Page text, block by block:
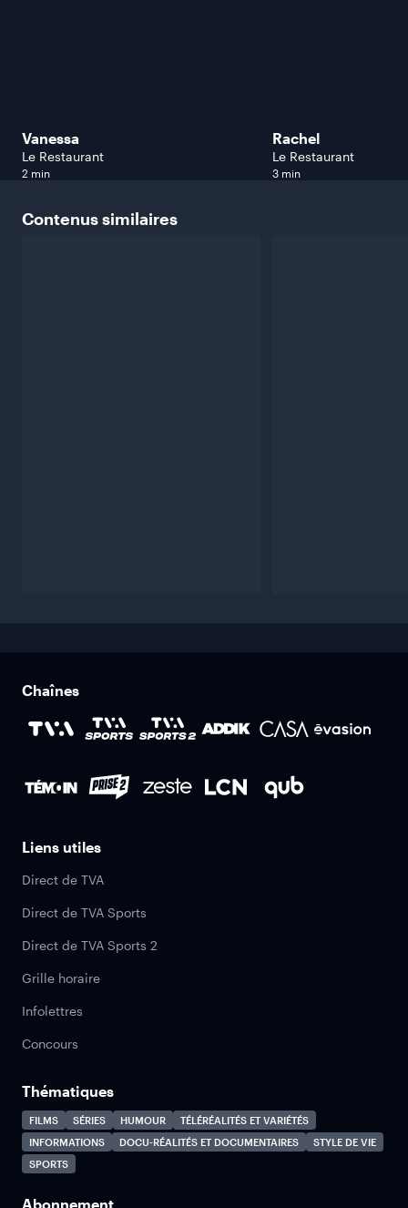
Vanessa
Le Restaurant
2 min
Rachel
Le Restaurant
3 min
Contenussimilaires
Chaînes
Liens utiles
Direct de TVA
Direct de TVA Sports
Direct de TVA Sports 2
Grille horaire
Infolettres
Concours
Thématiques
FILMS SÉRIES HUMOUR
TÉLÉRÉALITÉS ET VARIÉTÉS
INFORMATIONS
DOCU-RÉALITÉS ET DOCUMENTAIRES
STYLE DE VIE
SPORTS
Abonnement